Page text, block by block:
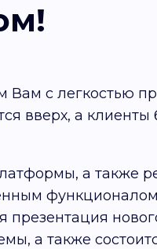
Вам с легкостью
вверх, а клиенты
а также
а также